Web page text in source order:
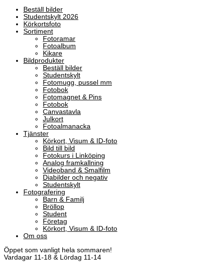
Beställ bilder
Studentskylt 2026
Körkortsfoto
Sortiment
Fotoramar
Fotoalbum
Kikare
Bildprodukter
Beställ bilder
Studentskylt
Fotomugg, pussel mm
Fotobok
Fotomagnet & Pins
Fotobok
Canvastavla
Julkort
Fotoalmanacka
Tjänster
Körkort, Visum & ID-foto
Bild till bild
Fotokurs i Linköping
Analog framkallning
Videoband & Smalfilm
Diabilder och negativ
Studentskylt
Fotografering
Barn & Familj
Bröllop
Student
Företag
Körkort, Visum & ID-foto
Om oss
Öppet som vanligt hela sommaren!
Vardagar 11-18 & Lördag 11-14